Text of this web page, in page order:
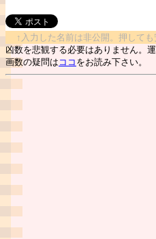
↑入力した名前は非公開。押しても
凶数を悲観する必要はありません。
画数の疑問は ココ をお読み下さい。